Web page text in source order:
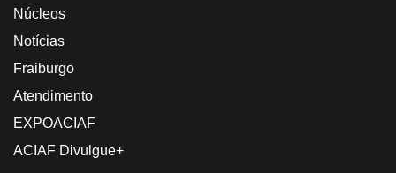
Núcleos
Notícias
Fraiburgo
Atendimento
EXPOACIAF
ACIAF Divulgue+